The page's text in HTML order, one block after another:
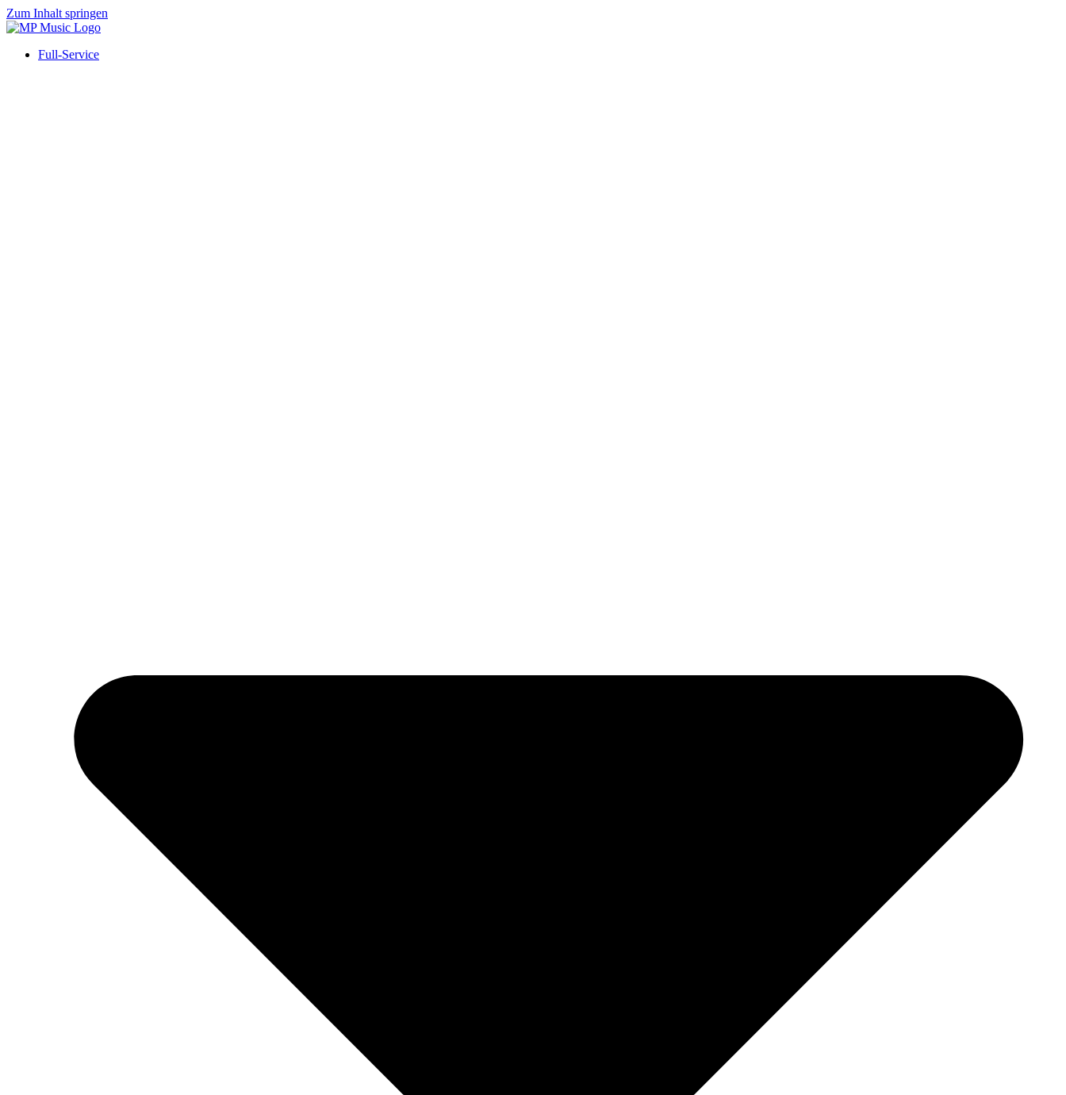
Zum Inhalt springen
Full-Service